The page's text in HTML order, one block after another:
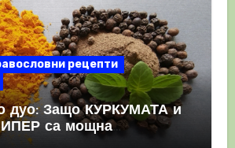
рецепти
дуо: Защо КУРКУМАТА и
са мощна